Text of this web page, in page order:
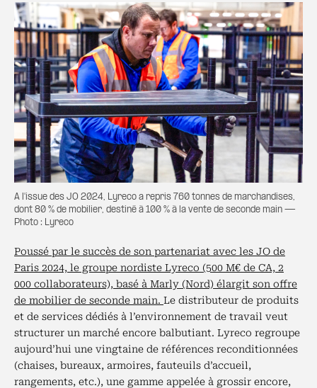
A l'issue des JO 2024, Lyreco a repris 760 tonnes de marchandises,
dont 80 % de mobilier, destiné à 100 % à la vente de seconde main —
Photo : Lyreco
Poussé par le succès de son partenariat avec les JO de
Paris 2024, le groupe nordiste Lyreco (500 M€ de CA, 2
000 collaborateurs), basé à Marly (Nord) élargit son offre
de mobilier de seconde main. Le distributeur de produits
et de services dédiés à l’environnement de travail veut
structurer un marché encore balbutiant. Lyreco regroupe
aujourd’hui une vingtaine de références reconditionnées
(chaises, bureaux, armoires, fauteuils d’accueil,
rangements, etc.), une gamme appelée à grossir encore,